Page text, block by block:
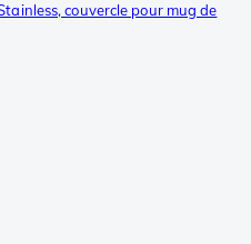
couvercle pour mug de